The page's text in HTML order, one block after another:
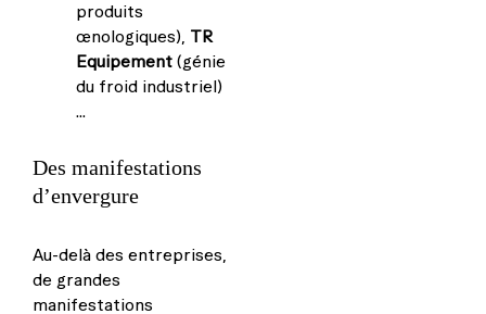
produits
œnologiques), TR
Equipement (génie
du froid industriel)
…
Des manifestations
d’envergure
Au-delà des entreprises,
de grandes
manifestations